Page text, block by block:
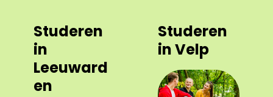
Studeren
in
Leeuward
en
Studeren
in Velp